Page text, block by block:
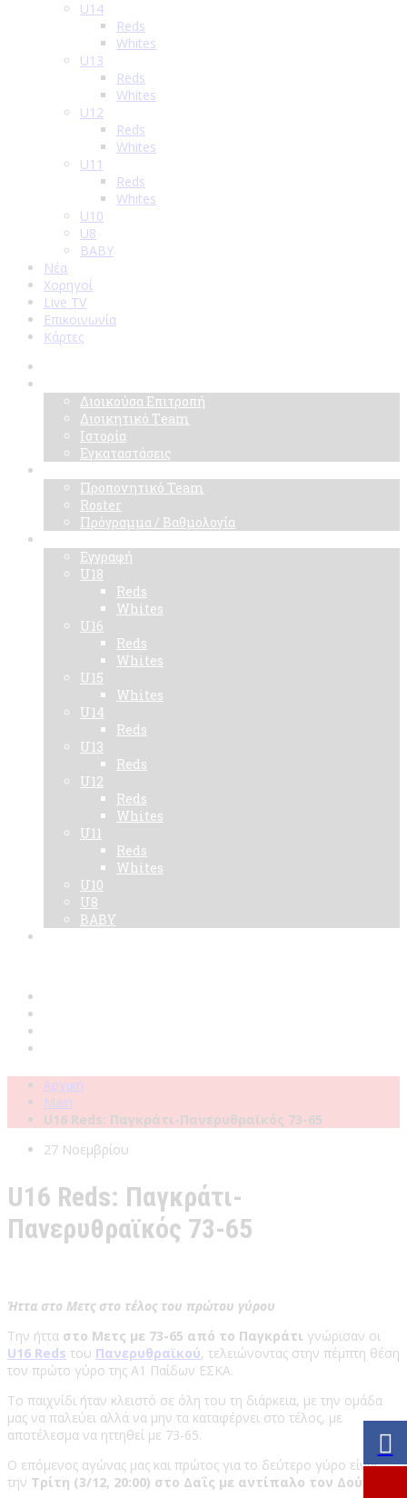
U14
Reds
Whites
U13
Reds
Whites
U12
Reds
Whites
U11
Reds
Whites
U10
U8
BABY
Νέα
Χορηγοί
Live TV
Επικοινωνία
Κάρτες
Διοικούσα Επιτροπή
Διοικητικό Τeam
Ιστορία
Εγκαταστάσεις
Προπονητικό Team
Roster
Πρόγραμμα / Βαθμολογία
Εγγραφή
U18
Reds
Whites
U16
Reds
Whites
U15
Whites
U14
Reds
U13
Reds
U12
Reds
Whites
U11
Reds
Whites
U10
U8
BABY
Αρχική
Main
U16 Reds: Παγκράτι-Πανερυθραϊκός 73-65
27 Νοεμβρίου
U16 Reds: Παγκράτι-
Πανερυθραϊκός 73-65
Ήττα στο Μετς στο τέλος του πρώτου γύρου
Την ήττα στο Μετς με 73-65 από το Παγκράτι γνώρισαν οι
U16 Reds του Πανερυθραϊκού, τελειώνοντας στην πέμπτη θέση
τον πρώτο γύρο της Α1 Παίδων ΕΣΚΑ.
Το παιχνίδι ήταν κλειστό σε όλη του τη διάρκεια, με την ομάδα
μας να παλεύει αλλά να μην τα καταφέρνει στο τέλος, με
αποτέλεσμα να ηττηθεί με 73-65.
Ο επόμενος αγώνας μας και πρώτος για το δεύτερο γύρο είναι
την Τρίτη (3/12, 20:00) στο Δαΐς με αντίπαλο τον Δούκα